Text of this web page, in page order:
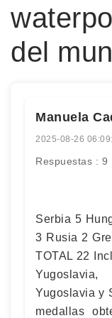
del
Manuela
2025-08-26
Respuestas : 9
Serbia 5
3 Rusia 2
TOTAL 22
Yugoslavia y
medallas